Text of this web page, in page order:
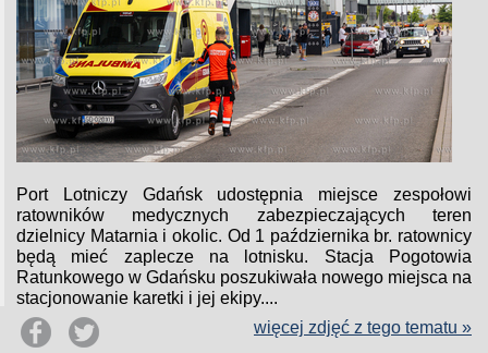
Port Lotniczy Gdańsk udostępnia miejsce zespołowi
ratowników medycznych zabezpieczających teren
dzielnicy Matarnia i okolic. Od 1 października br. ratownicy
będą mieć zaplecze na lotnisku. Stacja Pogotowia
Ratunkowego w Gdańsku poszukiwała nowego miejsca na
stacjonowanie karetki i jej ekipy....
więcej zdjęć z tego tematu »